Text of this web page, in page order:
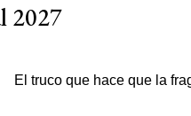
2027